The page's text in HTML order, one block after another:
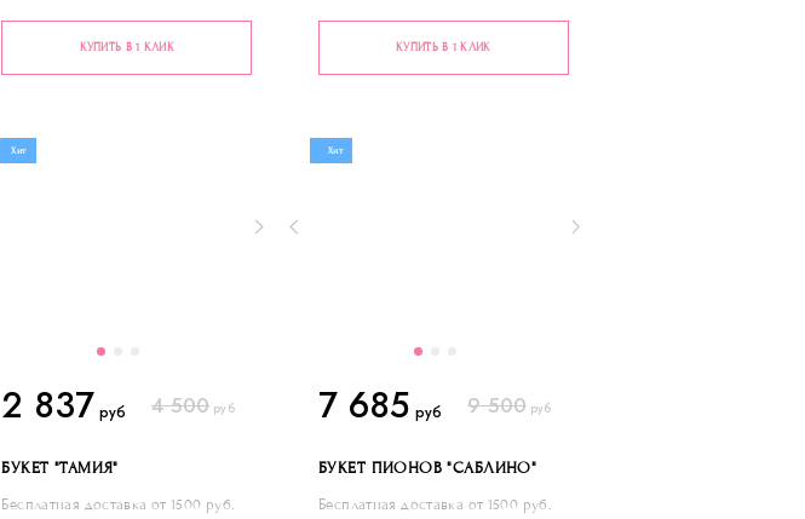
КУПИТЬ В 1 КЛИК КУПИТЬ В 1 КЛИК
Хит
2 837 руб 4 500 руб
БУКЕТ "ТАМИЯ"
Бесплатная доставка от 1500 руб.
Хит
7 685 руб 9 500руб
БУКЕТ ПИОНОВ "САБЛИНО"
Бесплатная доставка от 1500 руб.